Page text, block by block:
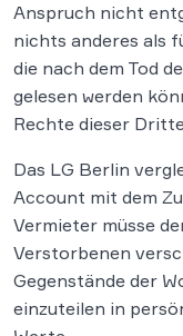
Anspruch nicht
nichts anderes als
die nach dem Tod
gelesen werden
Rechte dieser
Das LG Berlin
Account mit dem
Vermieter müsse
Verstorbenen
Gegenstände der
einzuteilen in